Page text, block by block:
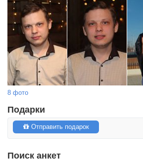
8 фото
Подарки
Отправить подарок
Поиск анкет